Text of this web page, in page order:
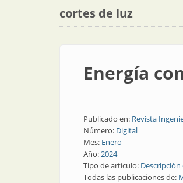
cortes de luz
Energía
Publicado en: Revista
Número: Digital
Mes: Enero
Año:2024
Tipo de artículo:
Todas las publicaciones de: